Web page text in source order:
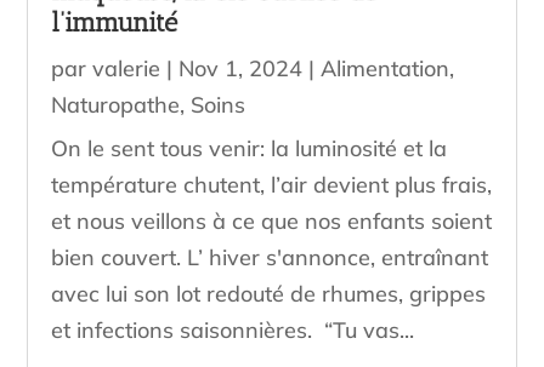
l’immunité
parvalerie | Nov 1, 2024 |Alimentation,
Naturopathe, Soins
On le sent tous venir: la luminosité et la
température chutent, l’air devient plus frais,
et nous veillons à ce que nos enfants soient
bien couvert. L’ hiver s'annonce, entraînant
avec lui son lot redouté de rhumes, grippes
et infections saisonnières. “Tu vas...